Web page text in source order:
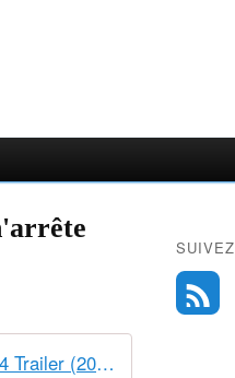
The Expendables 4 Trailer (2023) Expend4bles